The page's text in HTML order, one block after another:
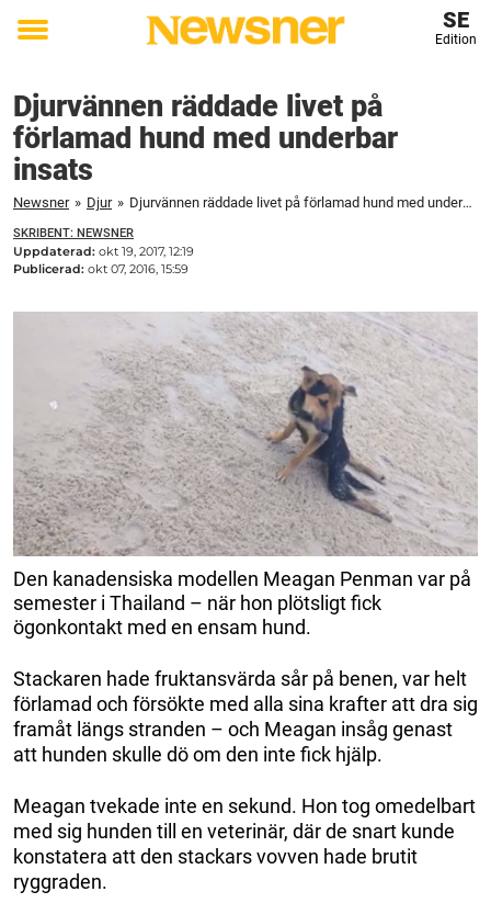
Toggle
SE
Edition
Djurvännen räddade livet på
förlamad hund med underbar
insats
Newsner » Djur » Djurvännen räddade livet på förlamad hund med underbar insats
SKRIBENT: NEWSNER
Uppdaterad: okt 19, 2017, 12:19
Publicerad: okt 07, 2016, 15:59
Den kanadensiska modellen Meagan Penman var på
semester i Thailand – när hon plötsligt fick
ögonkontakt med en ensam hund.
Stackaren hade fruktansvärda sår på benen, var helt
förlamad och försökte med alla sina krafter att dra sig
framåt längs stranden – och Meagan insåg genast
att hunden skulle dö om den inte fick hjälp.
Meagan tvekade inte en sekund. Hon tog omedelbart
med sig hunden till en veterinär, där de snart kunde
konstatera att den stackars vovven hade brutit
ryggraden.